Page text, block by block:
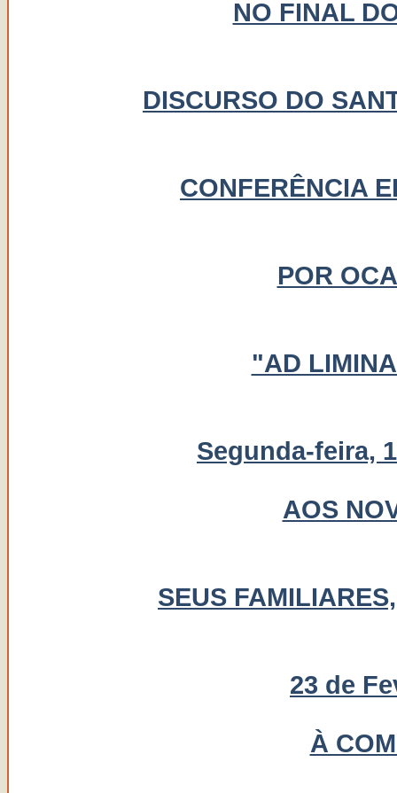
NO FINAL
DISCURSO DO
CONFERÊNCIA
POR
"AD
Segunda-feira,
AOS
SEUS
23 de
À